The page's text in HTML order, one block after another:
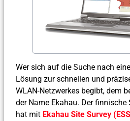
Wer sich auf die Suche nach
Lösung zur schnellen und
WLAN-Netzwerkes begibt, dem
der Name Ekahau. Der finnische
hat mit Ekahau Site Survey